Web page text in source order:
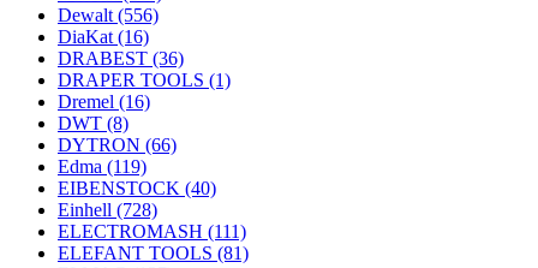
Dewalt (556)
DiaKat (16)
DRABEST (36)
DRAPER TOOLS (1)
Dremel (16)
DWT (8)
DYTRON (66)
Edma (119)
EIBENSTOCK (40)
Einhell (728)
ELECTROMASH (111)
ELEFANT TOOLS (81)